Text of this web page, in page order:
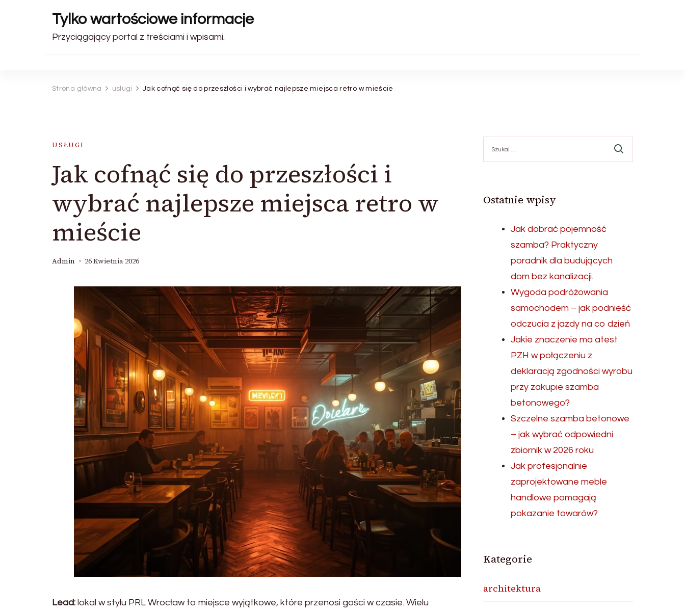
Tylko wartościowe informacje
Przyciągający portal z treściami i wpisami.
Strona główna usługi Jak cofnąć się do przeszłości i wybrać najlepsze miejsca retro w mieście
USŁUGI
Jak cofnąć się do przeszłości i
wybrać najlepsze miejsca retro w
mieście
Admin 26 Kwietnia 2026
Lead: lokal w stylu PRL Wrocław to miejsce wyjątkowe, które przenosi gości w czasie. Wielu
Ostatnie wpisy
Jak dobrać pojemność
szamba? Praktyczny
poradnik dla budujących
dom bez kanalizacji.
Wygoda podróżowania
samochodem – jak podnieść
odczucia z jazdy na co dzień
Jakie znaczenie ma atest
PZH w połączeniu z
deklaracją zgodności wyrobu
przy zakupie szamba
betonowego?
Szczelne szamba betonowe
– jak wybrać odpowiedni
zbiornik w 2026 roku
Jak profesjonalnie
zaprojektowane meble
handlowe pomagają
pokazanie towarów?
Kategorie
architektura